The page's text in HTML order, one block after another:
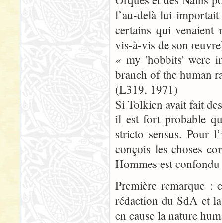
l’au-delà lui
certains qui venaient
vis-à-vis de son
« my 'hobbits' were
branch of the human
(L319, 1971)
Si Tolkien avait fait
il est fort probable
stricto sensus. Pour
conçois les choses
Hommes est
Première remarque :
rédaction du SdA et
en cause la nature